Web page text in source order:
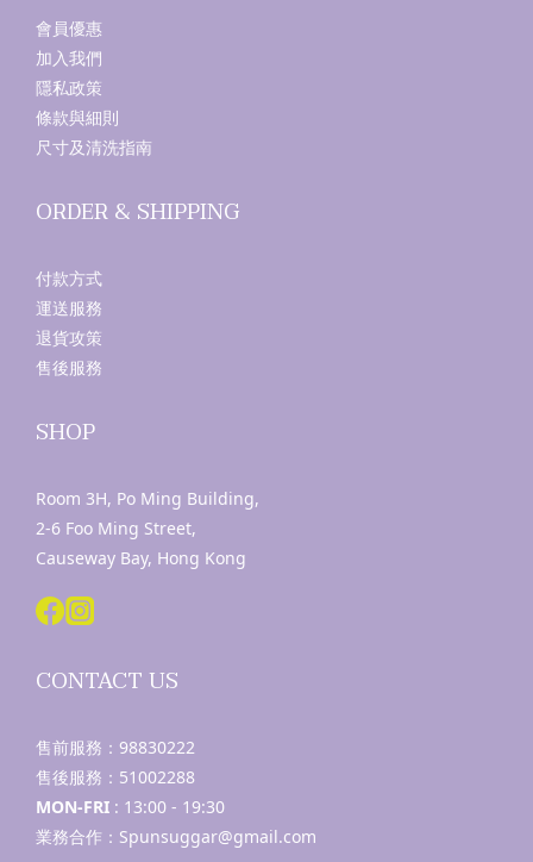
會員優惠
加入我們
隱私政策
條款與細則
尺寸及清洗指南
ORDER & SHIPPING
付款方式
運送服務
退貨攻策
售後服務
SHOP
Room 3H, Po Ming Building,
2-6 Foo Ming Street,
Causeway Bay, Hong Kong
CONTACT US
售前服務： 98830222
售後服務： 51002288
MON-FRI : 13:00 - 19:30
業務合作：Spunsuggar@gmail.com